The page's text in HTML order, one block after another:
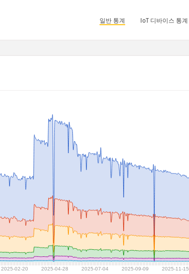
일반 통계 IoT 디바이스 통계
2025-02-20 2025-04-28 2025-07-04 2025-09-09 2025-11-15